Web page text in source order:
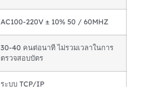
AC100-220V ± 10% 50 / 60MHZ
30-40 คนต่อนาที ไม่รวมเวลาในการ
ตรวจสอบบัตร
ระบบ TCP/IP